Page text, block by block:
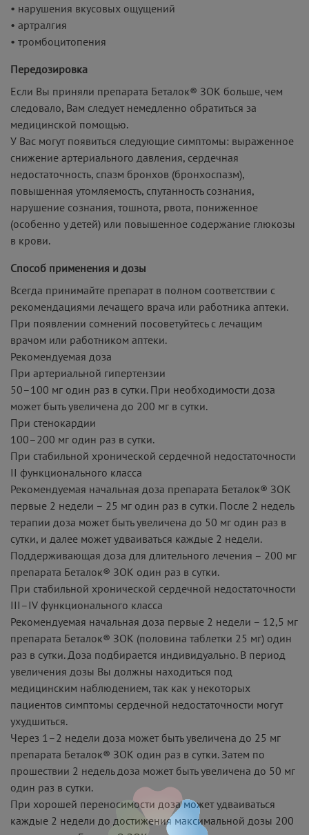
• нарушения вкусовых ощущений
• артралгия
• тромбоцитопения
Передозировка
Если Вы приняли препарата Беталок® ЗОК больше, чем
следовало, Вам следует немедленно обратиться за
медицинской помощью.
У Вас могут появиться следующие симптомы: выраженное
снижение артериального давления, сердечная
недостаточность, спазм бронхов (бронхоспазм),
повышенная утомляемость, спутанность сознания,
нарушение сознания, тошнота, рвота, пониженное
(особенно у детей) или повышенное содержание глюкозы
в крови.
Способ применения и дозы
Всегда принимайте препарат в полном соответствии с
рекомендациями лечащего врача или работника аптеки.
При появлении сомнений посоветуйтесь с лечащим
врачом или работником аптеки.
Рекомендуемая доза
При артериальной гипертензии
50–100 мг один раз в сутки. При необходимости доза
может быть увеличена до 200 мг в сутки.
При стенокардии
100–200 мг один раз в сутки.
При стабильной хронической сердечной недостаточности
II функционального класса
Рекомендуемая начальная доза препарата Беталок® ЗОК
первые 2 недели – 25 мг один раз в сутки. После 2 недель
терапии доза может быть увеличена до 50 мг один раз в
сутки, и далее может удваиваться каждые 2 недели.
Поддерживающая доза для длительного лечения – 200 мг
препарата Беталок® ЗОК один раз в сутки.
При стабильной хронической сердечной недостаточности
III–IV функционального класса
Рекомендуемая начальная доза первые 2 недели – 12,5 мг
препарата Беталок® ЗОК (половина таблетки 25 мг) один
раз в сутки. Доза подбирается индивидуально. В период
увеличения дозы Вы должны находиться под
медицинским наблюдением, так как у некоторых
пациентов симптомы сердечной недостаточности могут
ухудшиться.
Через 1–2 недели доза может быть увеличена до 25 мг
препарата Беталок® ЗОК один раз в сутки. Затем по
прошествии 2 недель доза может быть увеличена до 50 мг
один раз в сутки.
При хорошей переносимости доза может удваиваться
каждые 2 недели до достижения максимальной дозы 200